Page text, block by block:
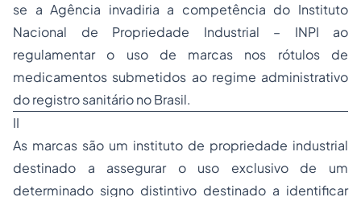
se a Agência invadiria a competência do Instituto
Nacional de Propriedade Industrial – INPI ao
regulamentar o uso de marcas nos rótulos de
medicamentos submetidos ao regime administrativo
doregistro sanitáriono Brasil.
II
As marcas são um instituto de propriedade industrial
destinado a assegurar o uso exclusivo de um
determinado signo distintivo destinado a identificar